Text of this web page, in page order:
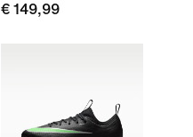
€ 149,99